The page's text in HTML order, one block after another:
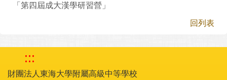
「第四屆成大漢學研習營」
回列表
:::
財團法人東海大學附屬高級中等學校